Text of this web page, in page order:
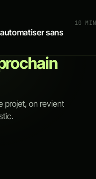
10 MIN
sans
projet, on revient